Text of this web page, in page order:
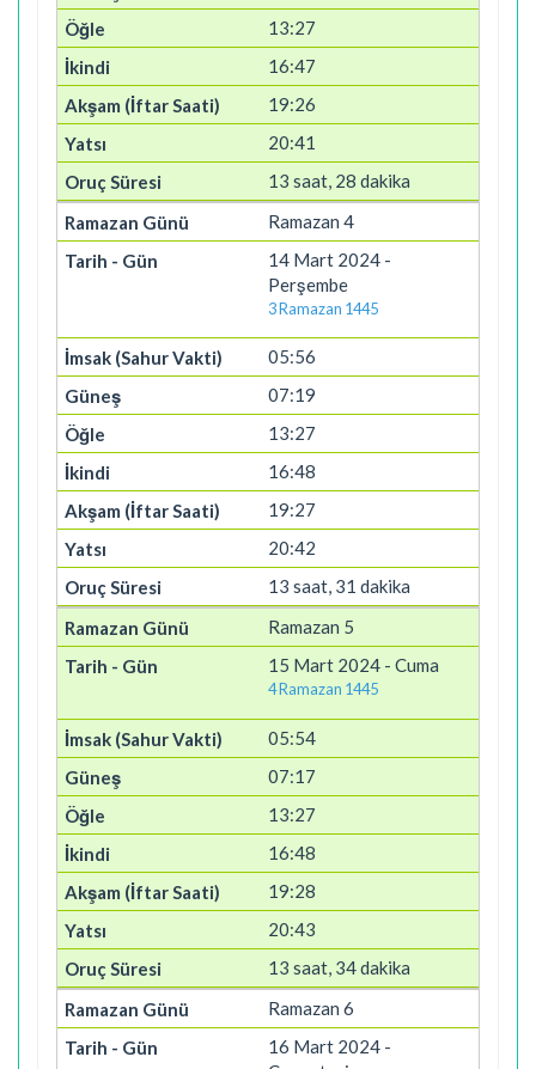
13:27
16:47
19:26
20:41
13 saat, 28 dakika
Ramazan 4
14 Mart 2024 -
Perşembe
3 Ramazan 1445
05:56
07:19
13:27
16:48
19:27
20:42
13 saat, 31 dakika
Ramazan 5
15 Mart 2024 - Cuma
4 Ramazan 1445
05:54
07:17
13:27
16:48
19:28
20:43
13 saat, 34 dakika
Ramazan 6
16 Mart 2024 -